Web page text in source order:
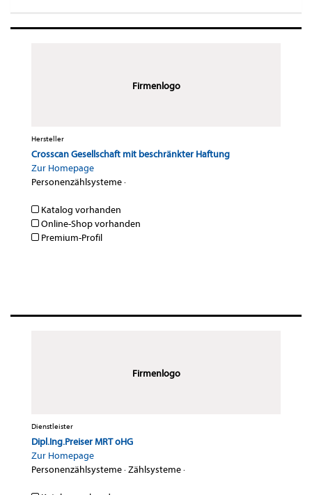
Firmenlogo
Hersteller
Crosscan Gesellschaft mit beschränkter Haftung
Zur Homepage
Personenzählsysteme·
Katalog vorhanden
Online-Shop vorhanden
Premium-Profil
Firmenlogo
Dienstleister
Dipl.Ing.Preiser MRT oHG
Zur Homepage
Personenzählsysteme·Zählsysteme·